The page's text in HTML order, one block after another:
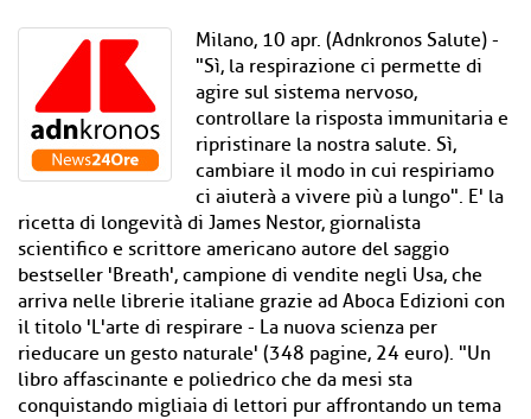
Milano, 10 apr. (Adnkronos Salute) -
"Sì, la respirazione ci permette di
agire sul sistema nervoso,
controllare la risposta immunitaria e
ripristinare la nostra salute. Sì,
cambiare il modo in cui respiriamo
ci aiuterà a vivere più a lungo". E' la
ricetta di longevità di James Nestor, giornalista
scientifico e scrittore americano autore del saggio
bestseller 'Breath', campione di vendite negli Usa, che
arriva nelle librerie italiane grazie ad Aboca Edizioni con
il titolo 'L'arte di respirare - La nuova scienza per
rieducare un gesto naturale' (348 pagine, 24 euro). "Un
libro affascinante e poliedrico che da mesi sta
conquistando migliaia di lettori pur affrontando un tema